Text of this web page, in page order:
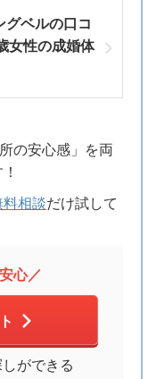
グベルの口コ
女性の成婚体
の安心感」を両
料相談だけ試して
心／
ができる